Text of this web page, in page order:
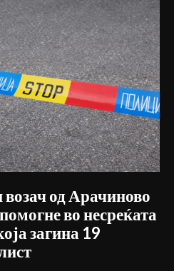
од Арачиново
во несреќата
загина 19